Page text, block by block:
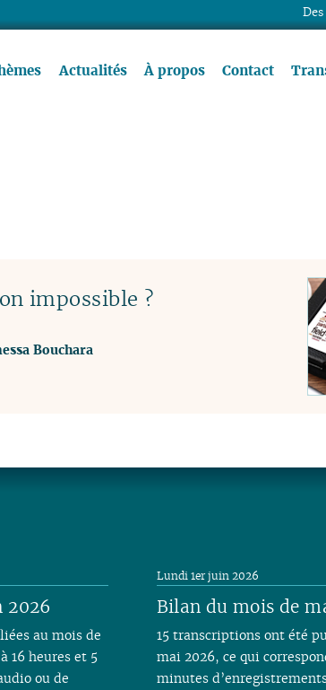
Actualités À propos Contact
impossible ?
Bouchara
2026
au mois de
16 heures et 5
ou de
Bilan du mois de
Lundi 1er juin 2026
15 transcriptions ont été
mai 2026, ce qui
minutes